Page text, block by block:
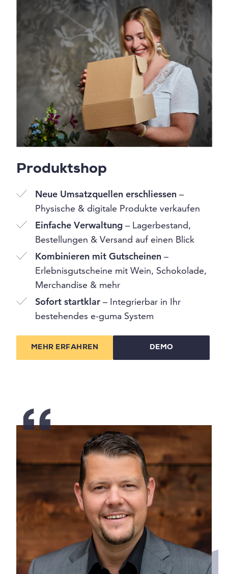
Produktshop
Neue Umsatzquellen erschliessen –
Physische & digitale Produkte verkaufen
Einfache Verwaltung – Lagerbestand,
Bestellungen & Versand auf einen Blick
Kombinieren mit Gutscheinen –
Erlebnisgutscheine mit Wein, Schokolade,
Merchandise & mehr
Sofort startklar – Integrierbar in Ihr
bestehendes e-guma System
MEHR ERFAHREN DEMO